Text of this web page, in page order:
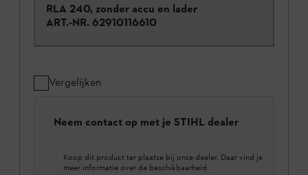
RLA 240, zonder accu en lader
ART.-NR. 62910116610
Vergelijken
Neem contact op met je STIHL dealer
Koop dit product ter plaatse bij onze dealer. Daar vind je
meer informatie over de beschikbaarheid.